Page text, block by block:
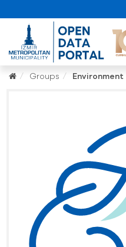
Groups Environment